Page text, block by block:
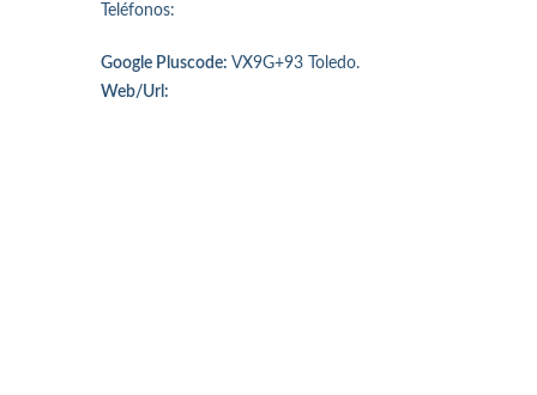
Teléfonos:
Google Pluscode: VX9G+93 Toledo.
Web/Url: